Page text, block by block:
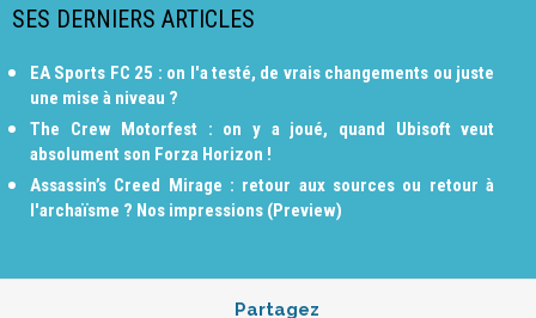
SES DERNIERS ARTICLES
EA Sports FC 25 : on l'a testé, de vrais changements ou juste
une mise à niveau ?
The Crew Motorfest : on y a joué, quand Ubisoft veut
absolument son Forza Horizon !
Assassin’s Creed Mirage : retour aux sources ou retour à
l'archaïsme ? Nos impressions (Preview)
Partagez